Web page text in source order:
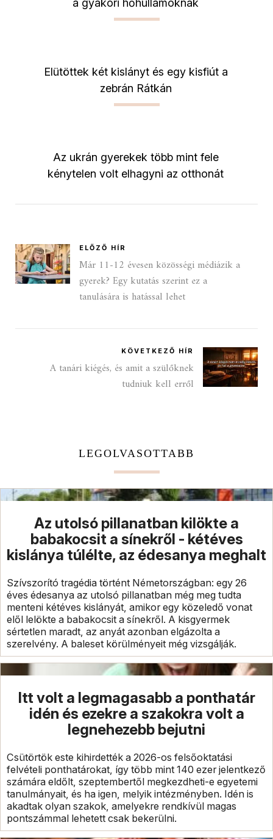
a gyakori hőhullámoknak
Elütöttek két kislányt és egy kisfiút a
zebrán Rátkán
Az ukrán gyerekek több mint fele
kénytelen volt elhagyni az otthonát
ELŐZŐ HÍR
Már 11-12 évesen közösségi médiázik a
gyerek? Egy kutatás szerint ez a
tanulására is hatással lehet
KÖVETKEZŐ HÍR
A tanári kiégés, és amit a szülőknek
tudniuk kell erről
LEGOLVASOTTABB
Az utolsó pillanatban kilökte a
babakocsit a sínekről - kétéves
kislánya túlélte, az édesanya meghalt
Szívszorító tragédia történt Németországban: egy 26
éves édesanya az utolsó pillanatban még meg tudta
menteni kétéves kislányát, amikor egy közeledő vonat
elől lelökte a babakocsit a sínekről. A kisgyermek
sértetlen maradt, az anyát azonban elgázolta a
szerelvény. A baleset körülményeit még vizsgálják.
Itt volt a legmagasabb a ponthatár
idén és ezekre a szakokra volt a
legnehezebb bejutni
Csütörtök este kihirdették a 2026-os felsőoktatási
felvételi ponthatárokat, így több mint 140 ezer jelentkező
számára eldőlt, szeptembertől megkezdheti-e egyetemi
tanulmányait, és ha igen, melyik intézményben. Idén is
akadtak olyan szakok, amelyekre rendkívül magas
pontszámmal lehetett csak bekerülni.